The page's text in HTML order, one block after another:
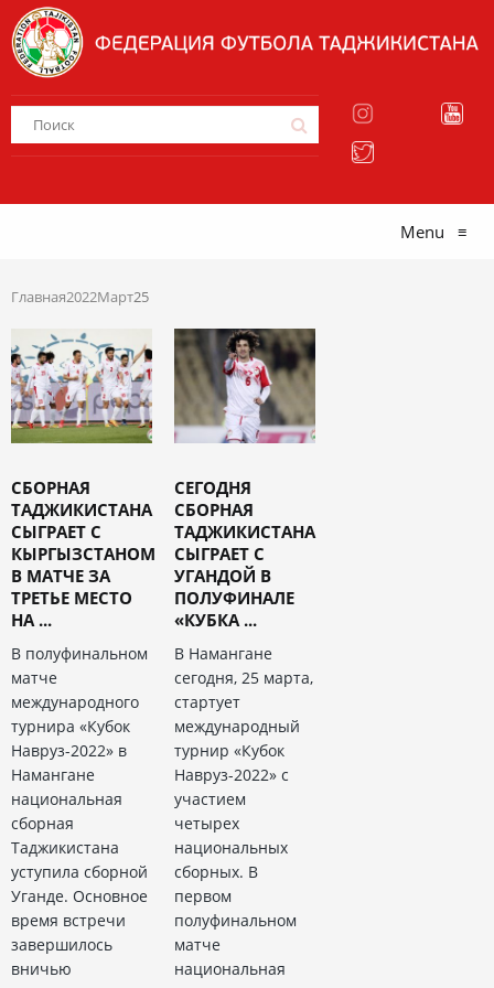
Menu ≡
Главная2022Март25
СБОРНАЯ
ТАДЖИКИСТАНА
СЫГРАЕТ С
КЫРГЫЗСТАНОМ
В МАТЧЕ ЗА
ТРЕТЬЕ МЕСТО
НА ...
В полуфинальном
матче
международного
турнира «Кубок
Навруз-2022» в
Намангане
национальная
сборная
Таджикистана
уступила сборной
Уганде. Основное
время встречи
завершилось
вничью
СЕГОДНЯ
СБОРНАЯ
ТАДЖИКИСТАНА
СЫГРАЕТ С
УГАНДОЙ В
ПОЛУФИНАЛЕ
«КУБКА ...
В Намангане
сегодня, 25 марта,
стартует
международный
турнир «Кубок
Навруз-2022» с
участием
четырех
национальных
сборных. В
первом
полуфинальном
матче
национальная